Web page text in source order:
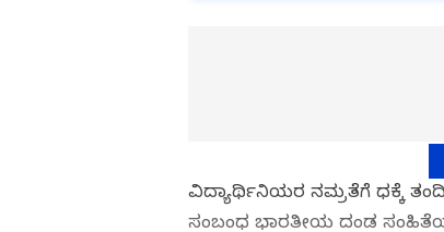
ವಿದ್ಯಾರ್ಥಿನಿಯರ ನಮ್ರತೆಗೆ ಧಕ್ಕೆ
ಸಂಬಂಧ ಭಾರತೀಯ ದಂಡ